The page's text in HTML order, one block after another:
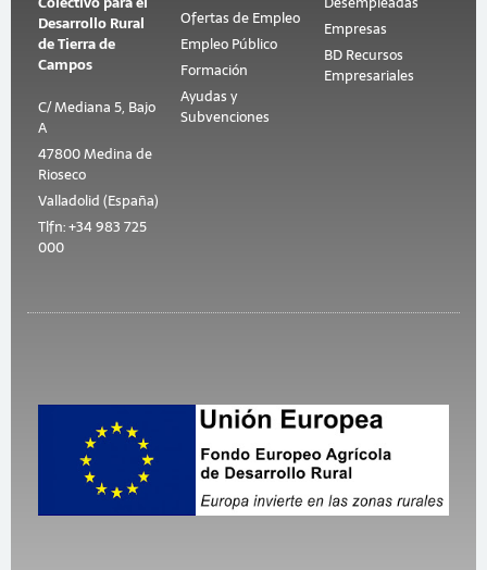
Desarrollo Rural
de Tierra de
Campos
C/ Mediana 5, Bajo
A
47800 Medina de
Rioseco
Valladolid (España)
Tlfn: +34 983 725
000
Ofertas de Empleo
Empleo Público
Formación
Ayudas y
Subvenciones
Empresas
BD Recursos
Empresariales